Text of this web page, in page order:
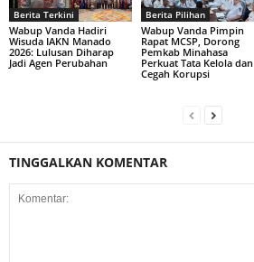
Berita Terkini
Wabup Vanda Hadiri
Wisuda IAKN Manado
2026: Lulusan Diharap
Jadi Agen Perubahan
Berita Pilihan
Wabup Vanda Pimpin
Rapat MCSP, Dorong
Pemkab Minahasa
Perkuat Tata Kelola dan
Cegah Korupsi
TINGGALKAN KOMENTAR